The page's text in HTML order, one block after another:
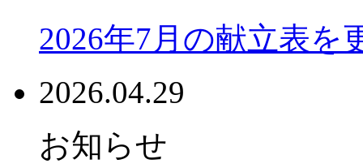
2026年7月の献立表を
2026.04.29
お知らせ